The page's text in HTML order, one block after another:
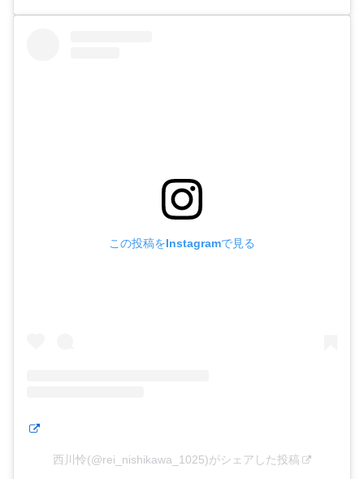
この投稿をInstagramで見る
西川怜(@rei_nishikawa_1025)がシェアした投稿